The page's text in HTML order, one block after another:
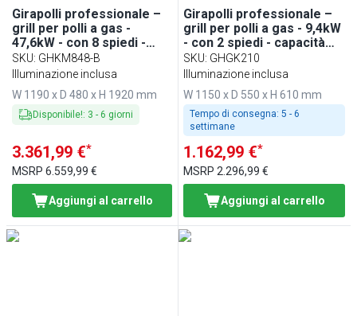
Girapolli professionale –
grill per polli a gas -
47,6kW - con 8 spiedi -
capacità fino a 48 polli
SKU: GHKM848-B
Illuminazione inclusa
W 1190 x D 480 x H 1920 mm
Disponibile!: 3 - 6 giorni
3.361,99 €*
MSRP 6.559,99 €
Aggiungi al carrello
Girapolli professionale –
grill per polli a gas - 9,4kW
- con 2 spiedi - capacità
fino a 10 polli
SKU: GHGK210
Illuminazione inclusa
W 1150 x D 550 x H 610 mm
Tempo di consegna: 5 - 6
settimane
1.162,99 €*
MSRP2.296,99 €
Aggiungi al carrello